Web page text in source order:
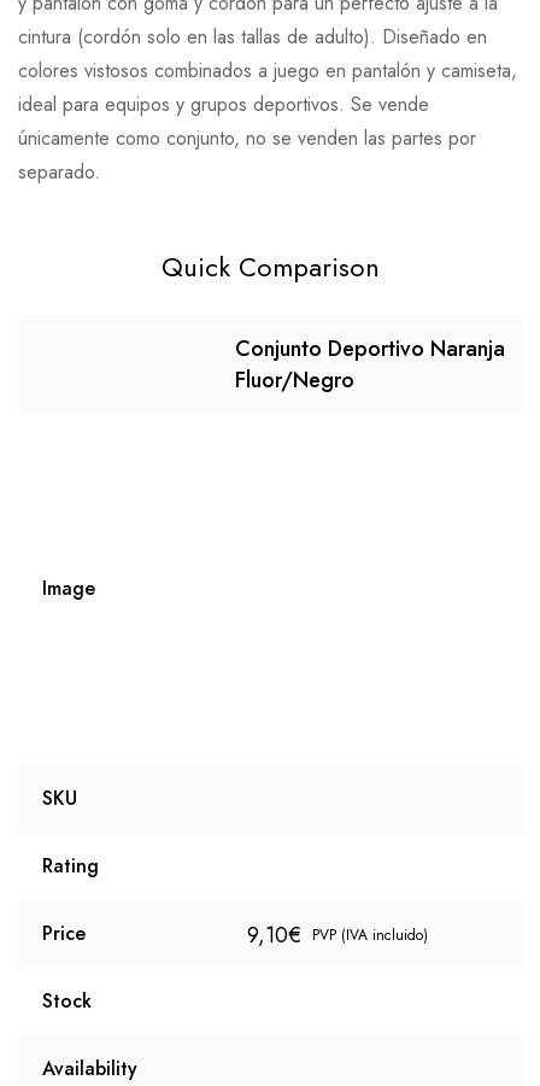
cintura (cordón solo en las tallas de adulto). Diseñado en
colores vistosos combinados a juego en pantalón y camiseta,
ideal para equipos y grupos deportivos. Se vende
únicamente como conjunto, no se venden las partes por
separado.
Quick Comparison
Conjunto Deportivo Naranja
Fluor/Negro
Image
SKU
Rating
Price 9,10€ PVP (IVA incluido)
Stock
Availability